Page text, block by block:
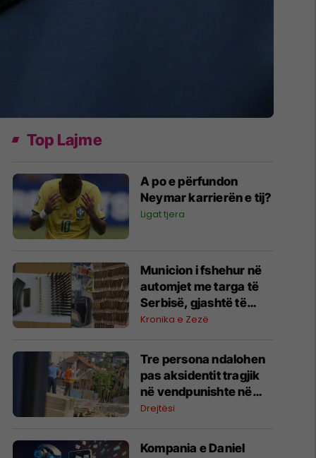
Top Lajme
A po e përfundon
Neymar karrierën e tij?
Ligat tjera
Municion i fshehur në
automjet me targa të
Serbisë, gjashtë të
arrestuar në Prishtinë
Kronika e Zezë
Tre persona ndalohen
pas aksidentit tragjik
në vendpunishte në
Prishtinë, Prokuroria
Drejtësi
Kompania e Daniel